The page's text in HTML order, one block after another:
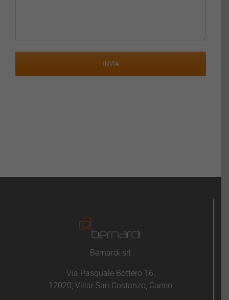
Bernardi srl
Via Pasquale Bottero 16,
12020, Villar San Costanzo, Cuneo